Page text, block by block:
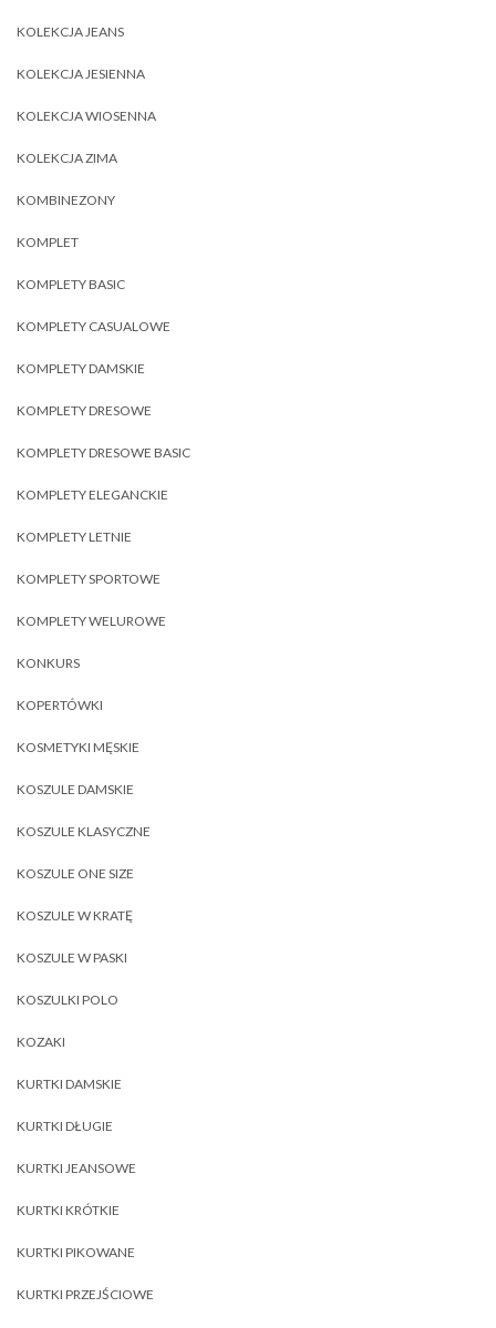
KOLEKCJA JEANS
KOLEKCJA JESIENNA
KOLEKCJA WIOSENNA
KOLEKCJA ZIMA
KOMBINEZONY
KOMPLET
KOMPLETY BASIC
KOMPLETY CASUALOWE
KOMPLETY DAMSKIE
KOMPLETY DRESOWE
KOMPLETY DRESOWE BASIC
KOMPLETY ELEGANCKIE
KOMPLETY LETNIE
KOMPLETY SPORTOWE
KOMPLETY WELUROWE
KONKURS
KOPERTÓWKI
KOSMETYKI MĘSKIE
KOSZULE DAMSKIE
KOSZULE KLASYCZNE
KOSZULE ONE SIZE
KOSZULE W KRATĘ
KOSZULE W PASKI
KOSZULKI POLO
KOZAKI
KURTKI DAMSKIE
KURTKI DŁUGIE
KURTKI JEANSOWE
KURTKI KRÓTKIE
KURTKI PIKOWANE
KURTKI PRZEJŚCIOWE